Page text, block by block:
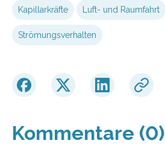
Kapillarkräfte Luft- und Raumfahrt
Strömungsverhalten
Kommentare (0)